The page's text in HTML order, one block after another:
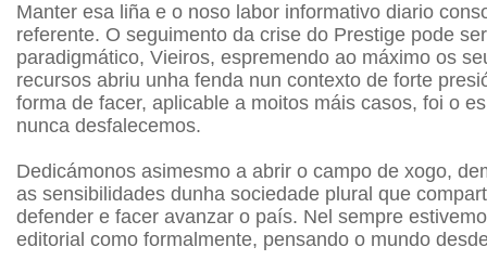
Manter esa liña e o noso labor informativo diario
referente. O seguimento da crise do Prestige pode
paradigmático, Vieiros, espremendo ao máximo os
recursos abriu unha fenda nun contexto de forte
forma de facer, aplicable a moitos máis casos, foi o
nunca desfalecemos.
Dedicámonos asimesmo a abrir o campo de xogo,
as sensibilidades dunha sociedade plural que
defender e facer avanzar o país. Nel sempre
editorial como formalmente, pensando o mundo